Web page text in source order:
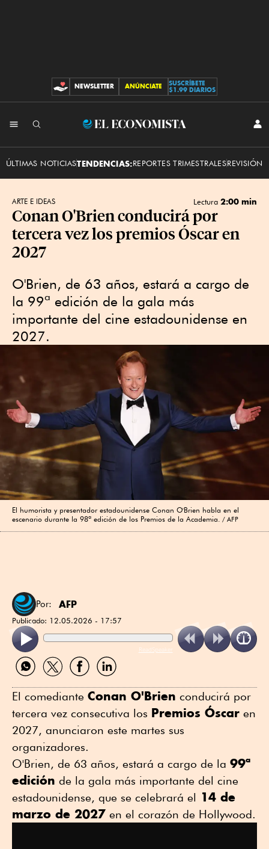
CONTRIBUCIONES
NEWSLETTER ANÚNCIATE
SUSCRÍBETE
$1.99 DIARIOS
El
ÚLTIMAS NOTICIASTENDENCIAS:REPORTES TRIMESTRALESREVISIÓN
ARTE E IDEAS Lectura 2:00 min
Conan O'Brien conducirá por
tercera vez los premios Óscar en
2027
O'Brien, de 63 años, estará a cargo de
la 99ª edición de la gala más
importante del cine estadounidense en
2027.
El humorista y presentador estadounidense Conan O'Brien habla en el
escenario durante la 98ª edición de los Premios de la Academia.
AFP
Por: AFP
Publicado: 12.05.2026 - 17:57
ReadSpeaker
Compartir
por
Compartir
por
Compartir
por
Compartir
por
El comediante Conan O'Brien conducirá por
tercera vez consecutiva los Premios Óscar en
2027, anunciaron este martes sus
organizadores.
O'Brien, de 63 años, estará a cargo de la 99ª
edición de la gala más importante del cine
estadounidense, que se celebrará el 14 de
marzo de 2027 en el corazón de Hollywood.